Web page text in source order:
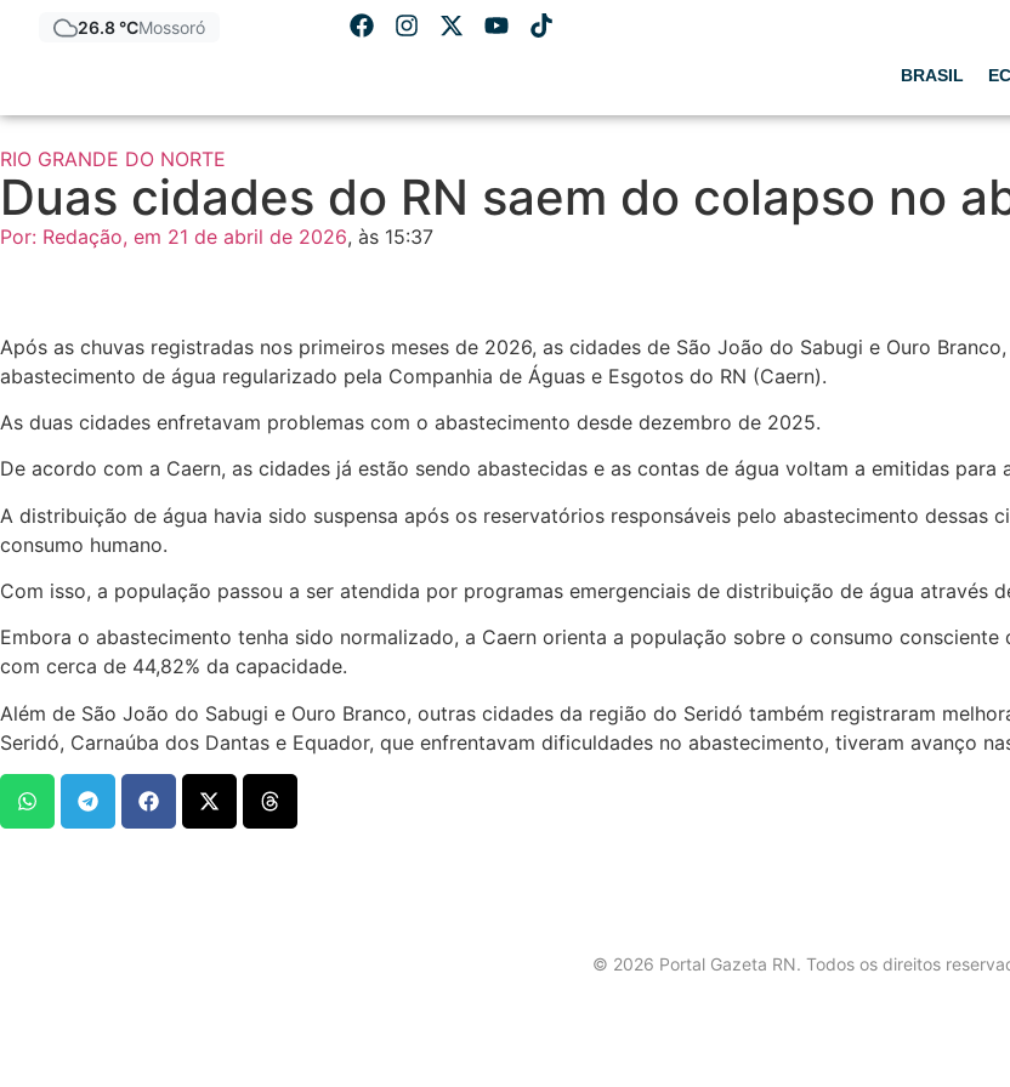
26.8 °CMossoró
BRASIL
RIO GRANDE DO NORTE
Duas cidades do RN saem do colapso no
Por: Redação, em 21 de abril de 2026, às 15:37
Após as chuvas registradas nos primeiros meses de 2026, as cidades de São João do Sabugi e Ouro
abastecimento de água regularizado pela Companhia de Águas e Esgotos do RN (Caern).
As duas cidades enfretavam problemas com o abastecimento desde dezembro de 2025.
De acordo com a Caern, as cidades já estão sendo abastecidas e as contas de água voltam a emitidas para
A distribuição de água havia sido suspensa após os reservatórios responsáveis pelo abastecimento dessas
consumo humano.
Com isso, a população passou a ser atendida por programas emergenciais de distribuição de água através
Embora o abastecimento tenha sido normalizado, a Caern orienta a população sobre o consumo
com cerca de 44,82% da capacidade.
Além de São João do Sabugi e Ouro Branco, outras cidades da região do Seridó também registraram
Seridó, Carnaúba dos Dantas e Equador, que enfrentavam dificuldades no abastecimento, tiveram avanço
© 2026 Portal Gazeta RN. Todos os direitos